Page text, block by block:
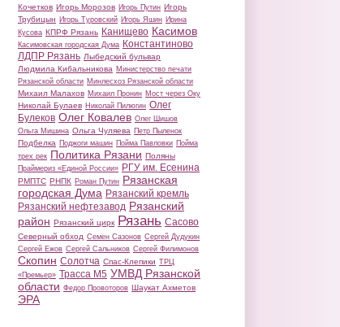
Кочетков Игорь Морозов Игорь Путин Игорь
Трубицын Игорь Туровский Игорь Яшин Ирина
Кусова КПРФ Рязань Канищево Касимов
Касимовская городская Дума Константиново
ЛДПР Рязань Лыбедский бульвар
Людмила Кибальникова Министерство печати
Рязанской области Минлесхоз Рязанской области
Михаил Малахов Михаил Пронин Мост через Оку
Николай Булаев Николай Пилюгин Олег
Булеков Олег Ковалев Олег Шишов
Ольга Мишина Ольга Чуляева Петр Пыленок
Подбелка Поджоги машин Пойма Павловки Пойма
трех рек Политика Рязани Поляны
Праймериз «Единой России» РГУ им. Есенина
РМПТС РНПК Роман Путин Рязанская
городская Дума Рязанский кремль
Рязанский нефтезавод Рязанский
район Рязанский цирк Рязань Сасово
Северный обход Семен Сазонов Сергей Дудукин
Сергей Ежов Сергей Сальников Сергей Филимонов
Скопин Солотча Спас-Клепики ТРЦ
«Премьер» Трасса М5 УМВД Рязанской
области Федор Провоторов Шаукат Ахметов
ЭРА